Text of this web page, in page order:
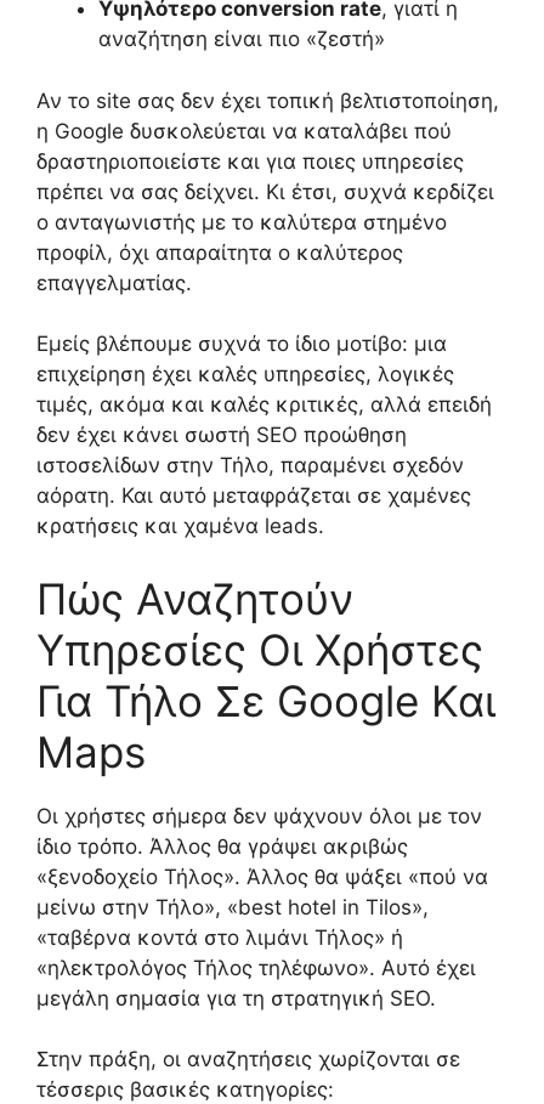
Υψηλότερο conversion rate, γιατί η
αναζήτηση είναι πιο «ζεστή»
Αν το site σας δεν έχει τοπική βελτιστοποίηση,
η Google δυσκολεύεται να καταλάβει πού
δραστηριοποιείστε και για ποιες υπηρεσίες
πρέπει να σας δείχνει. Κι έτσι, συχνά κερδίζει
ο ανταγωνιστής με το καλύτερα στημένο
προφίλ, όχι απαραίτητα ο καλύτερος
επαγγελματίας.
Εμείς βλέπουμε συχνά το ίδιο μοτίβο: μια
επιχείρηση έχει καλές υπηρεσίες, λογικές
τιμές, ακόμα και καλές κριτικές, αλλά επειδή
δεν έχει κάνει σωστή SEO προώθηση
ιστοσελίδων στην Τήλο, παραμένει σχεδόν
αόρατη. Και αυτό μεταφράζεται σε χαμένες
κρατήσεις και χαμένα leads.
Πώς Αναζητούν
Υπηρεσίες Οι Χρήστες
Για Τήλο Σε Google Και
Maps
Οι χρήστες σήμερα δεν ψάχνουν όλοι με τον
ίδιο τρόπο. Άλλος θα γράψει ακριβώς
«ξενοδοχείο Τήλος». Άλλος θα ψάξει «πού να
μείνω στην Τήλο», «best hotel in Tilos»,
«ταβέρνα κοντά στο λιμάνι Τήλος» ή
«ηλεκτρολόγος Τήλος τηλέφωνο». Αυτό έχει
μεγάλη σημασία για τη στρατηγική SEO.
Στην πράξη, οι αναζητήσεις χωρίζονται σε
τέσσερις βασικές κατηγορίες: